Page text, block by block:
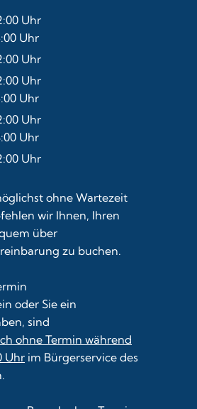
Uhr
12:00 Uhr
Uhr
16:00 Uhr
Uhr
12:00 Uhr
Uhr
12:00 Uhr
Uhr
16:00 Uhr
Uhr
12:00 Uhr
Uhr
18:00 Uhr
Uhr
ohne Wartezeit
wir Ihnen, Ihren
über
zu buchen.
oder Sie ein
sind
ohne Termin während
Uhr im Bürgerservice des